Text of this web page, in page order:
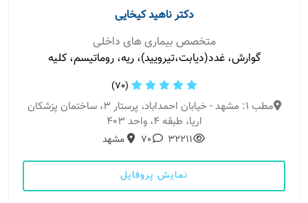
دکتر ناهید کیخایی
متخصص بیماری های داخلی
گوارش، غدد(دیابت،تیرویید)، ریه، روماتیسم، کلیه
(70)
مطب 1: مشهد - خیابان احمداباد، پرستار 3، ساختمان پزشکان
اریا، طبقه 4، واحد 403
32211
70 مشهد
نمایش پروفایل